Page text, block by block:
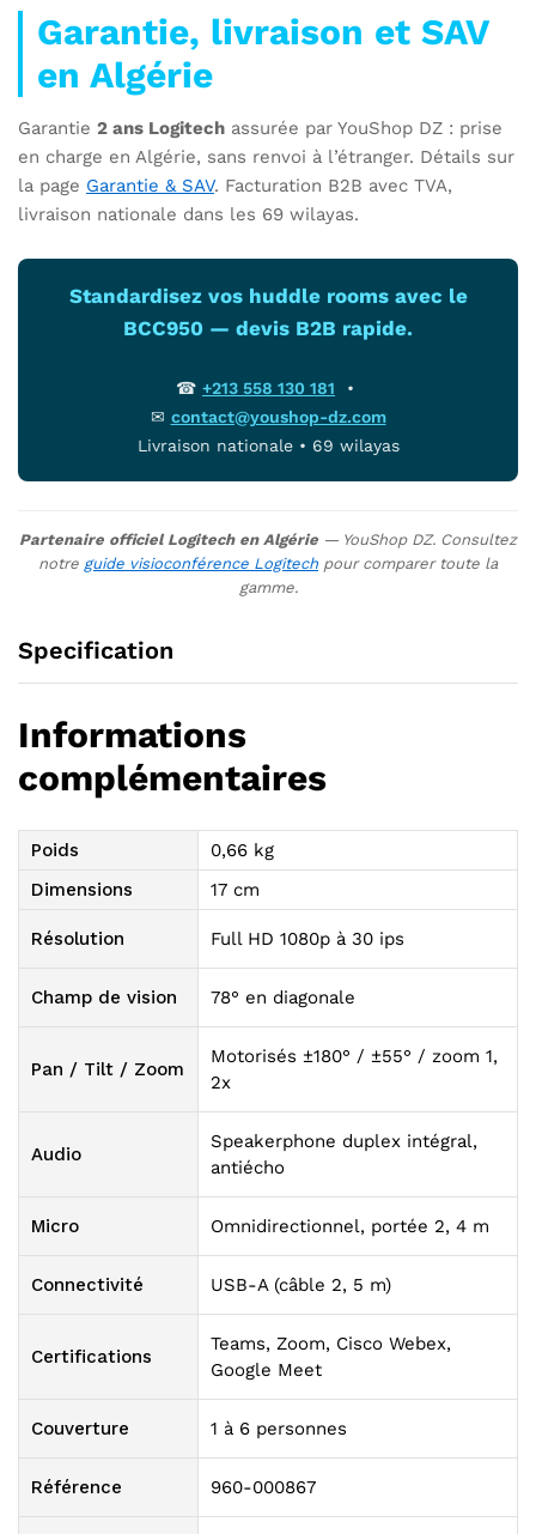
Garantie, livraison et SAV
en Algérie
Garantie 2 ans Logitech assurée par YouShop DZ : prise
en charge en Algérie, sans renvoi à l’étranger. Détails sur
la page Garantie & SAV. Facturation B2B avec TVA,
livraison nationale dans les 69 wilayas.
Standardisez vos huddle rooms avec le
BCC950 — devis B2B rapide.
☎ +213 558 130 181 •
✉ contact@youshop-dz.com
Livraison nationale • 69 wilayas
Partenaire officiel Logitech en Algérie — YouShop DZ. Consultez
notre guide visioconférence Logitech pour comparer toute la
gamme.
Specification
Informations
complémentaires
Poids
0,66 kg
Dimensions
17 cm
Résolution Full HD 1080p à 30 ips
Champ de vision 78° en diagonale
Pan / Tilt / Zoom
Motorisés ±180° / ±55° / zoom 1,
2x
Audio
Speakerphone duplex intégral,
antiécho
Micro Omnidirectionnel, portée 2, 4 m
Connectivité USB-A (câble 2, 5 m)
Certifications
Teams, Zoom, Cisco Webex,
Google Meet
Couverture 1 à 6 personnes
Référence 960-000867